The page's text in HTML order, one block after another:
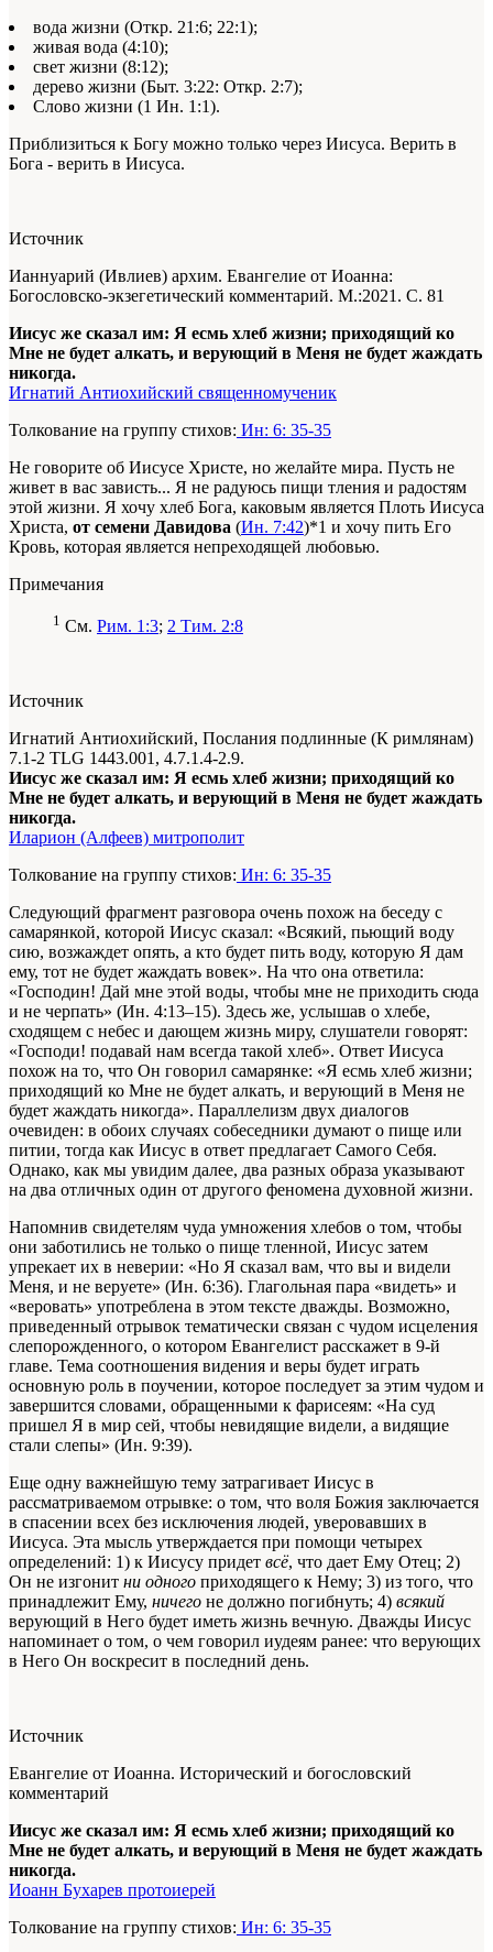
вода жизни (Откр. 21:6; 22:1);
живая вода (4:10);
свет жизни (8:12);
дерево жизни (Быт. 3:22: Откр. 2:7);
Слово жизни (1 Ин. 1:1).
Приблизиться к Богу можно только через Иисуса. Верить в
Бога - верить в Иисуса.
Источник
Ианнуарий (Ивлиев) архим. Евангелие от Иоанна:
Богословско-экзегетический комментарий. М.:2021. С. 81
Иисус же сказал им: Я есмь хлеб жизни; приходящий ко
Мне не будет алкать, и верующий в Меня не будет жаждать
никогда.
Игнатий Антиохийский священномученик
Толкование на группу стихов: Ин: 6: 35-35
Не говорите об Иисусе Христе, но желайте мира. Пусть не
живет в вас зависть... Я не радуюсь пищи тления и радостям
этой жизни. Я хочу хлеб Бога, каковым является Плоть Иисуса
Христа, от семени Давидова (Ин. 7:42)*1 и хочу пить Его
Кровь, которая является непреходящей любовью.
Примечания
1 См. Рим. 1:3; 2 Тим. 2:8
Источник
Игнатий Антиохийский, Послания подлинные (К римлянам)
7.1-2 ТLG 1443.001, 4.7.1.4-2.9.
Иисус же сказал им: Я есмь хлеб жизни; приходящий ко
Мне не будет алкать, и верующий в Меня не будет жаждать
никогда.
Иларион (Алфеев) митрополит
Толкование на группу стихов: Ин: 6: 35-35
Следующий фрагмент разговора очень похож на беседу с
самарянкой, которой Иисус сказал: «Всякий, пьющий воду
сию, возжаждет опять, а кто будет пить воду, которую Я дам
ему, тот не будет жаждать вовек». На что она ответила:
«Господин! Дай мне этой воды, чтобы мне не приходить сюда
и не черпать» (Ин. 4:13–15). Здесь же, услышав о хлебе,
сходящем с небес и дающем жизнь миру, слушатели говорят:
«Господи! подавай нам всегда такой хлеб». Ответ Иисуса
похож на то, что Он говорил самарянке: «Я есмь хлеб жизни;
приходящий ко Мне не будет алкать, и верующий в Меня не
будет жаждать никогда». Параллелизм двух диалогов
очевиден: в обоих случаях собеседники думают о пище или
питии, тогда как Иисус в ответ предлагает Самого Себя.
Однако, как мы увидим далее, два разных образа указывают
на два отличных один от другого феномена духовной жизни.
Напомнив свидетелям чуда умножения хлебов о том, чтобы
они заботились не только о пище тленной, Иисус затем
упрекает их в неверии: «Но Я сказал вам, что вы и видели
Меня, и не веруете» (Ин. 6:36). Глагольная пара «видеть» и
«веровать» употреблена в этом тексте дважды. Возможно,
приведенный отрывок тематически связан с чудом исцеления
слепорожденного, о котором Евангелист расскажет в 9-й
главе. Тема соотношения видения и веры будет играть
основную роль в поучении, которое последует за этим чудом и
завершится словами, обращенными к фарисеям: «На суд
пришел Я в мир сей, чтобы невидящие видели, а видящие
стали слепы» (Ин. 9:39).
Еще одну важнейшую тему затрагивает Иисус в
рассматриваемом отрывке: о том, что воля Божия заключается
в спасении всех без исключения людей, уверовавших в
Иисуса. Эта мысль утверждается при помощи четырех
определений: 1) к Иисусу придет всё, что дает Ему Отец; 2)
Он не изгонит ни одного приходящего к Нему; 3) из того, что
принадлежит Ему, ничего не должно погибнуть; 4) всякий
верующий в Него будет иметь жизнь вечную. Дважды Иисус
напоминает о том, о чем говорил иудеям ранее: что верующих
в Него Он воскресит в последний день.
Источник
Евангелие от Иоанна. Исторический и богословский
комментарий
Иисус же сказал им: Я есмь хлеб жизни; приходящий ко
Мне не будет алкать, и верующий в Меня не будет жаждать
никогда.
Иоанн Бухарев протоиерей
Толкование на группу стихов: Ин: 6: 35-35